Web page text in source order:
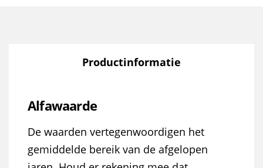
Productinformatie
Alfawaarde
De waarden vertegenwoordigen het
gemiddelde bereik van de afgelopen